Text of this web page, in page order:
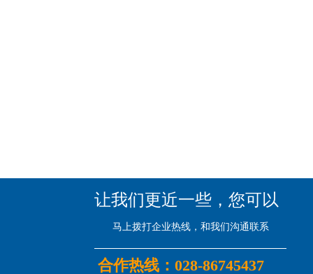
让我们更近一些，您可以
马上拨打企业热线，和我们沟通联系
合作热线： 028-86745437